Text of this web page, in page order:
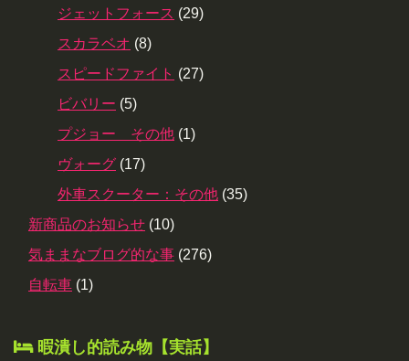
ジェットフォース (29)
スカラベオ (8)
スピードファイト (27)
ビバリー (5)
プジョー その他 (1)
ヴォーグ (17)
外車スクーター：その他 (35)
新商品のお知らせ (10)
気ままなブログ的な事 (276)
自転車 (1)
暇潰し的読み物【実話】